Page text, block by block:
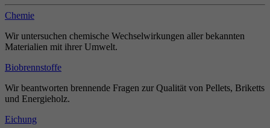
Chemie
Wir untersuchen chemische Wechselwirkungen aller bekannten
Materialien mit ihrer Umwelt.
Biobrennstoffe
Wir beantworten brennende Fragen zur Qualität von Pellets, Briketts
und Energieholz.
Eichung